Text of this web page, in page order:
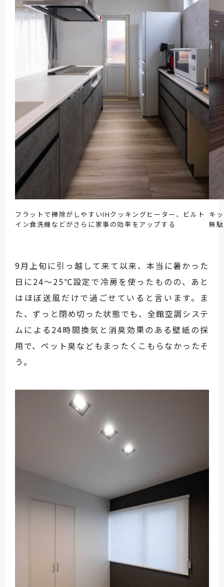
フラットで掃除がしやすいIHクッキングヒーター、ビルト
イン食洗機などがさらに家事の効率をアップする
キ
無
9月上旬に引っ越して来て以来、本当に暑かった
日に24〜25℃設定で冷房を使ったものの、あと
はほぼ送風だけで過ごせていると言います。ま
た、ずっと閉め切った状態でも、全館空調システ
ムによる24時間換気と消臭効果のある壁紙の採
用で、ペット臭などもまったくこもらなかったそ
う。